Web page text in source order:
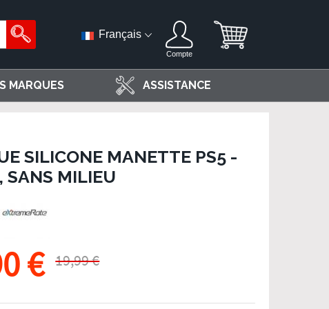
Français
Compte
MARQUES ASSISTANCE
SILICONE MANETTE PS5 -
SANS MILIEU
€ 19,99 €